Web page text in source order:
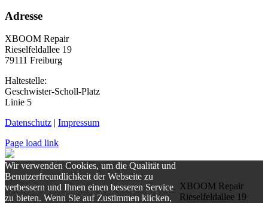
Adresse
XBOOM Repair
Rieselfeldallee 19
79111 Freiburg
Haltestelle:
Geschwister-Scholl-Platz
Linie 5
Datenschutz | Impressum
XBOOM Repair
Rieselfeldallee 19
Page load link
Wir verwenden Cookies, um die Qualität und
Benutzerfreundlichkeit der Webseite zu
verbessern und Ihnen einen besseren Service
zu bieten. Wenn Sie auf Zustimmen klicken,